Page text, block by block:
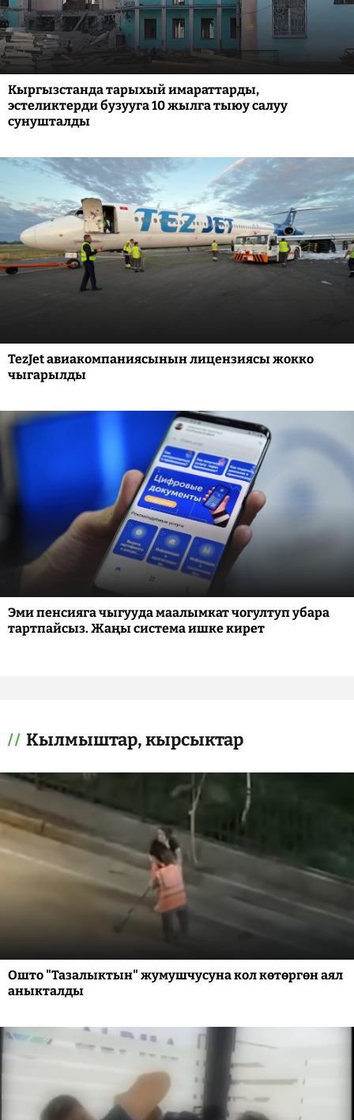
Кыргызстанда тарыхый имараттарды,
эстеликтерди бузууга 10 жылга тыюу салуу
сунушталды
TezJet авиакомпаниясынын лицензиясы жокко
чыгарылды
Эми пенсияга чыгууда маалымкат чогултуп убара
тартпайсыз. Жаңы система ишке кирет
Кылмыштар, кырсыктар
Ошто "Тазалыктын" жумушчусуна кол көтөргөн аял
аныкталды